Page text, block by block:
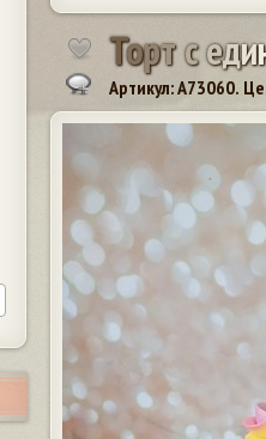
Тортседи
Артикул: A73060.